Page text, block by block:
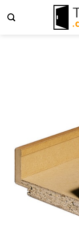
Inhalt